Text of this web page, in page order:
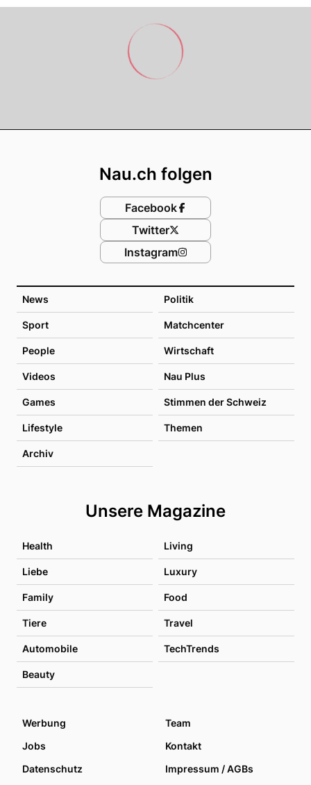
News Politik
Sport Matchcenter
People Wirtschaft
Videos Nau Plus
Games Stimmen der Schweiz
Lifestyle Themen
Archiv
Unsere Magazine
Health Living
Liebe Luxury
Family Food
Tiere Travel
Automobile TechTrends
Beauty
Nau.ch folgen
Facebook
Twitter
Instagram
Werbung
Team
Jobs
Kontakt
Datenschutz
Impressum / AGBs